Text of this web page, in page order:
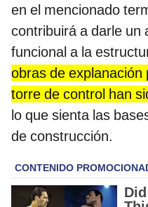
en el mencionado
contribuirá a darle un
funcional a la
obras de explanación
torre de control han
lo que sienta las
de construcción.